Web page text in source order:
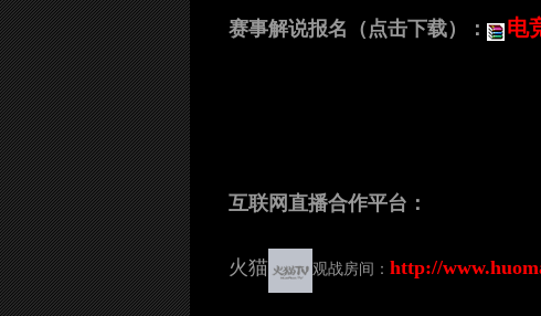
赛事解说报名（点击下载）： 电
互联网直播合作平台：
火猫 观战房间： http://